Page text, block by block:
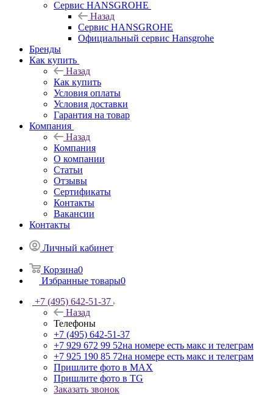
Сервис HANSGROHE
Назад
Сервис HANSGROHE
Официальный сервис Hansgrohe
Бренды
Как купить
Назад
Как купить
Условия оплаты
Условия доставки
Гарантия на товар
Компания
Назад
Компания
О компании
Статьи
Отзывы
Сертификаты
Контакты
Вакансии
Контакты
Личный кабинет
Корзина0
Избранные товары0
+7 (495) 642-51-37
Назад
Телефоны
+7 (495) 642-51-37
+7 929 672 99 52на номере есть макс и телеграм
+7 925 190 85 72на номере есть макс и телеграм
Пришлите фото в MAX
Пришлите фото в TG
Заказать звонок